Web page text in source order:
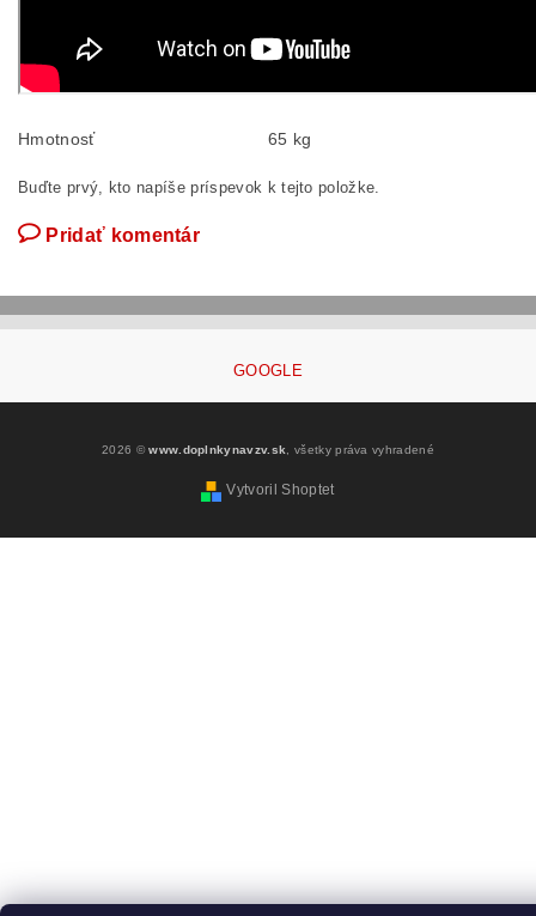
Hmotnosť 65 kg
Buďte prvý, kto napíše príspevok k tejto položke.
Pridať komentár
GOOGLE
2026 ©www.doplnkynavzv.sk , všetky práva vyhradené
Vytvoril Shoptet